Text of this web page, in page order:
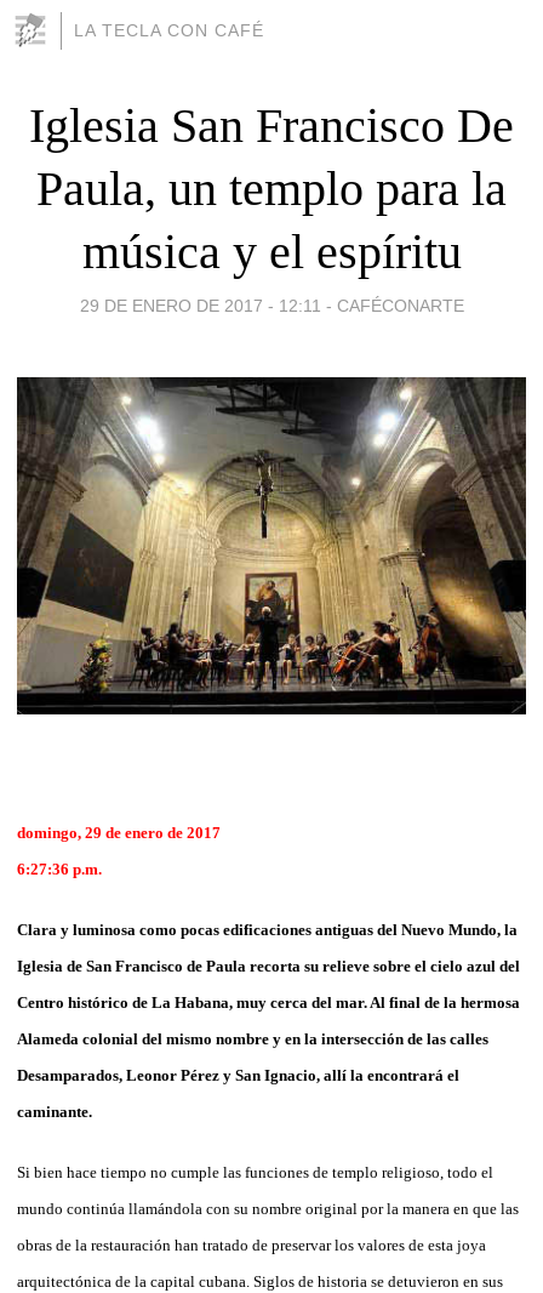
LA TECLA CON CAFÉ
Iglesia San Francisco De
Paula, un templo para la
música y el espíritu
29 DE ENERO DE 2017 - 12:11 - CAFÉCONARTE
domingo, 29 de enero de 2017
6:27:36 p.m.
Clara y luminosa como pocas edificaciones antiguas del Nuevo Mundo, la
Iglesia de San Francisco de Paula recorta su relieve sobre el cielo azul del
Centro histórico de La Habana, muy cerca del mar. Al final de la hermosa
Alameda colonial del mismo nombre y en la intersección de las calles
Desamparados, Leonor Pérez y San Ignacio, allí la encontrará el
caminante.
Si bien hace tiempo no cumple las funciones de templo religioso, todo el
mundo continúa llamándola con su nombre original por la manera en que las
obras de la restauración han tratado de preservar los valores de esta joya
arquitectónica de la capital cubana. Siglos de historia se detuvieron en sus